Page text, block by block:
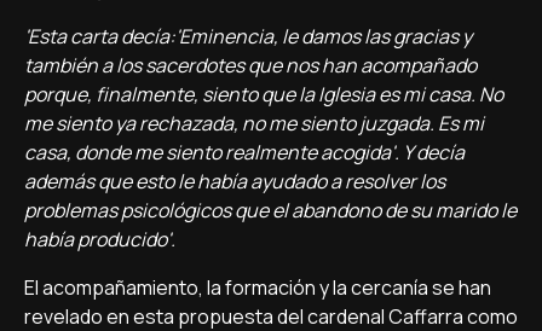
'Esta carta decí­a:'Eminencia, le damos las gracias y
también a los sacerdotes que nos han acompañado
porque, finalmente, siento que la Iglesia es mi casa. No
me siento ya rechazada, no me siento juzgada. Es mi
casa, donde me siento realmente acogida'. Y decí­a
además que esto le habí­a ayudado a resolver los
problemas psicológicos que el abandono de su marido le
habí­a producido'.
El acompañamiento, la formación y la cercaní­a se han
revelado en esta propuesta del cardenal Caffarra como